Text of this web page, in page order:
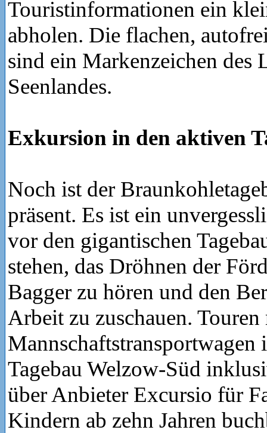
Touristinformationen ein
abholen. Die flachen,
sind ein Markenzeichen des
Seenlandes.
Exkursion in den aktiven
Noch ist der
präsent. Es ist ein
vor den gigantischen
stehen, das Dröhnen der
Bagger zu hören und den
Arbeit zu zuschauen.
Mannschaftstransportwagen
Tagebau Welzow-Süd
über Anbieter Excursio für
Kindern ab zehn Jahren